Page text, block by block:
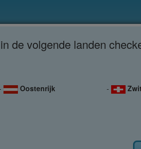
de volgende landen
Oostenrijk -